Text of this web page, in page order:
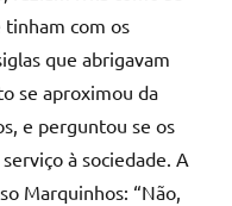
tinham com os
que abrigavam
se aproximou da
e perguntou se os
à sociedade. A
Marquinhos: “Não,